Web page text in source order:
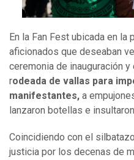
En la Fan Fest ubicada en
aficionados que deseaban
ceremonia de inauguración
rodeada de vallas para
manifestantes, a
lanzaron botellas e
Coincidiendo con el
justicia por los decenas de